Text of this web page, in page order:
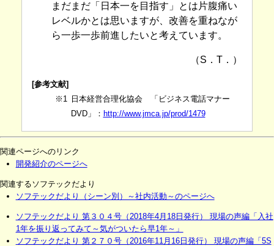
まだまだ「日本一を目指す」とは片腹痛い
レベルかとは思いますが、改善を重ねなが
ら一歩一歩前進したいと考えています。
（S．T．）
[参考文献]
※1
日本経営合理化協会 「ビジネス電話マナー
DVD」： http://www.jmca.jp/prod/1479
関連ページへのリンク
開発紹介のページへ
関連するソフテックだより
ソフテックだより（シーン別）～社内活動～のページへ
ソフテックだより 第３０４号（2018年4月18日発行） 現場の声編「入社
1年を振り返ってみて～気がついたら早1年～」
ソフテックだより 第２７０号（2016年11月16日発行） 現場の声編「5S